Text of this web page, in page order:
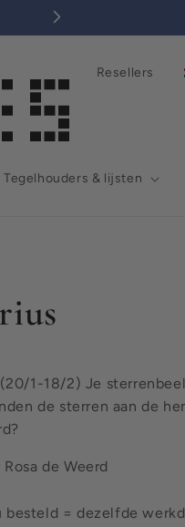
Tegelhouders & lijsten
Resellers
1-18/2) Je
de sterren aan de
de Weerd
besteld = dezelfde